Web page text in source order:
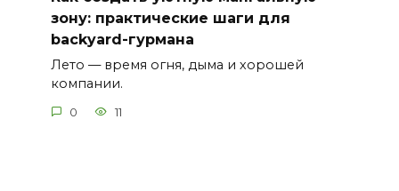
зону: практические шаги для
backyard-гурмана
Лето — время огня, дыма и хорошей
компании.
0 11